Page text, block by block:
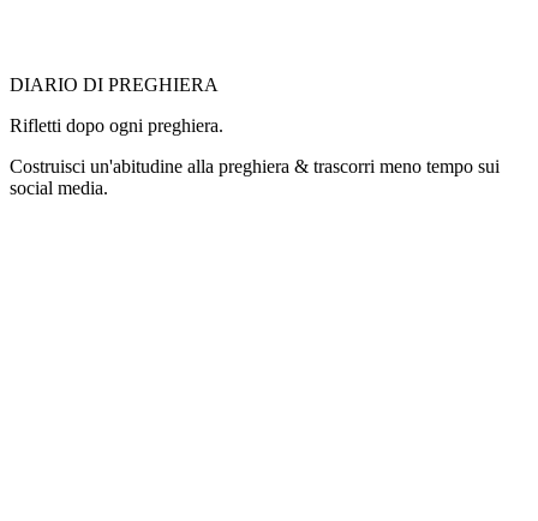
DIARIO DI PREGHIERA
Rifletti dopo ogni preghiera.
Costruisci un'abitudine alla preghiera & trascorri meno tempo sui
social media.